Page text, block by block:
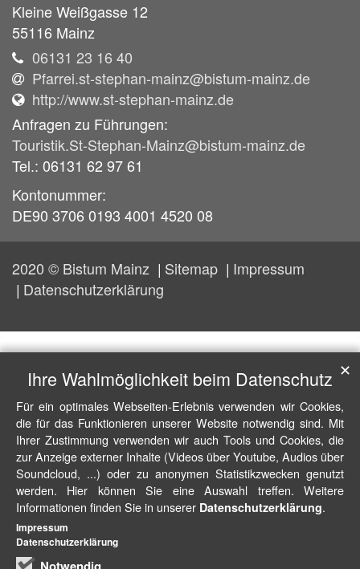
Kleine Weißgasse 12
55116 Mainz
06131 23 16 40
Pfarrei.st-stephan-mainz@bistum-mainz.de
http://www.st-stephan-mainz.de
Anfragen zu Führungen:
Touristik.St-Stephan-Mainz@bistum-mainz.de
Tel.: 06131 62 97 61
Kontonummer:
DE90 3706 0193 4001 4520 08
2020 © Bistum Mainz Sitemap
Impressum
Datenschutzerklärung
Ihre Wahlmöglichkeit beim Datenschutz
Für ein optimales Webseiten-Erlebnis verwenden wir Cookies,
die für das Funktionieren unserer Website notwendig sind. Mit
Ihrer Zustimmung verwenden wir auch Tools und Cookies, die
zur Anzeige externer Inhalte (Videos über Youtube, Audios über
Soundcloud, ...) oder zu anonymen Statistikzwecken genutzt
werden. Hier können Sie eine Auswahl treffen. Weitere
Informationen finden Sie in unserer Datenschutzerklärung.
✕
Impressum
Datenschutzerklärung